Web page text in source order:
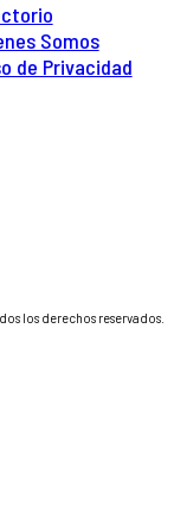
Somos
de Privacidad
los derechos reservados.